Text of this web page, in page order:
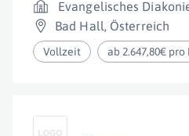
Evangelisches
Bad Hall, Österreich
Vollzeit ab 2.647,80€